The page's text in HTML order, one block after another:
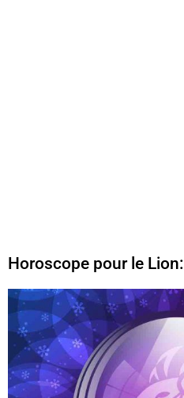
Horoscope pour le Lion: